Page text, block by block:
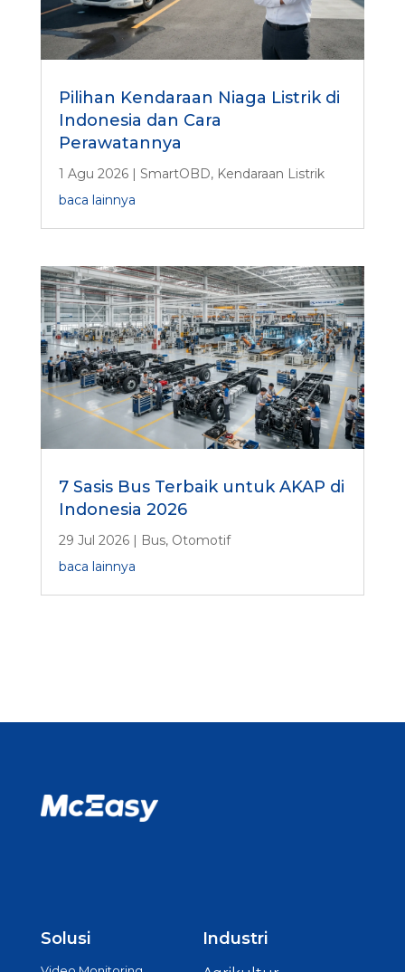
Pilihan Kendaraan Niaga Listrik di
Indonesia dan Cara
Perawatannya
1 Agu 2026| SmartOBD, Kendaraan Listrik
baca lainnya
7 Sasis Bus Terbaik untuk AKAP di
Indonesia 2026
29 Jul 2026| Bus, Otomotif
baca lainnya
Solusi Industri